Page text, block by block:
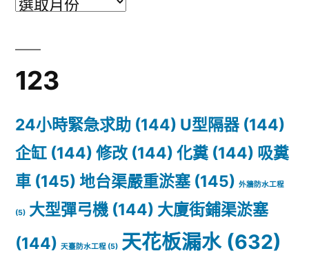
123
24小時緊急求助 (144) U型隔器 (144)
企缸 (144) 修改 (144) 化糞 (144) 吸糞
車 (145) 地台渠嚴重淤塞(145) 外牆防水工程
(5) 大型彈弓機 (144) 大廈街鋪渠淤塞
(144) 天臺防水工程 (5) 天花板漏水(632)